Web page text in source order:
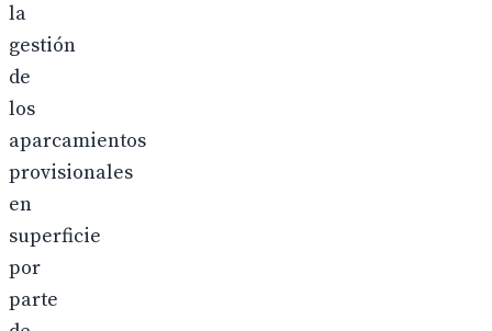
la
gestión
de
los
aparcamientos
provisionales
en
superficie
por
parte